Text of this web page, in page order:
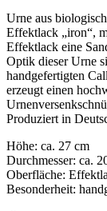
Urne aus
Effektlack „iron“,
Effektlack eine
Optik dieser Urne
handgefertigten
erzeugt einen
Produziert in
Höhe: ca. 27 cm
Durchmesser: ca.
Oberfläche:
Besonderheit: